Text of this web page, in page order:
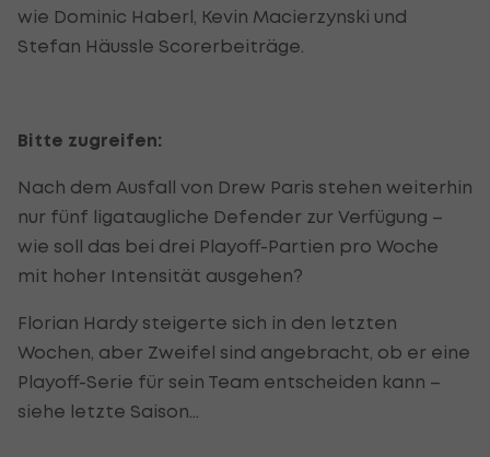
wie Dominic Haberl, Kevin Macierzynski und
Stefan Häussle Scorerbeiträge.
Bitte zugreifen:
Nach dem Ausfall von Drew Paris stehen weiterhin
nur fünf ligataugliche Defender zur Verfügung –
wie soll das bei drei Playoff-Partien pro Woche
mit hoher Intensität ausgehen?
Florian Hardy steigerte sich in den letzten
Wochen, aber Zweifel sind angebracht, ob er eine
Playoff-Serie für sein Team entscheiden kann –
siehe letzte Saison…